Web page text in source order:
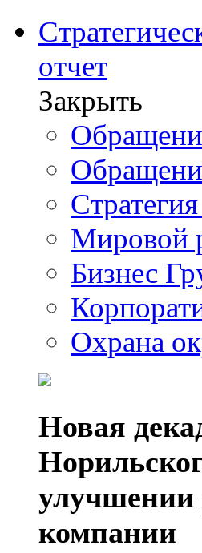
отчет
Закрыть
Мировой
Бизнес
Охрана
Новая
улучшении
компании